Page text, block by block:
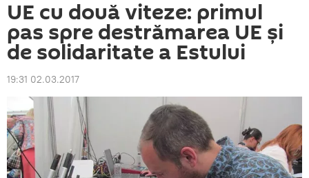
UE cu două viteze: primul
pas spre destrămarea UE și
de solidaritate a Estului
19:31 02.03.2017